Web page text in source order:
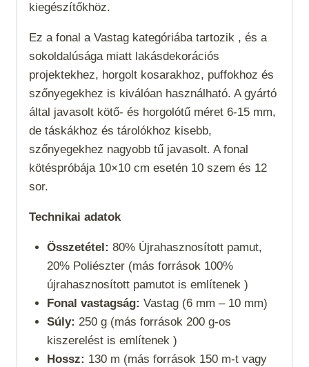
kiegészítőkhöz.
Ez a fonal a Vastag kategóriába tartozik , és a
sokoldalúsága miatt lakásdekorációs
projektekhez, horgolt kosarakhoz, puffokhoz és
szőnyegekhez is kiválóan használható. A gyártó
által javasolt kötő- és horgolótű méret 6-15 mm,
de táskákhoz és tárolókhoz kisebb,
szőnyegekhez nagyobb tű javasolt. A fonal
kötéspróbája 10×10 cm esetén 10 szem és 12
sor.
Technikai adatok
Összetétel: 80% Újrahasznosított pamut,
20% Poliészter (más források 100%
újrahasznosított pamutot is említenek )
Fonal vastagság: Vastag (6 mm – 10 mm)
Súly: 250 g (más források 200 g-os
kiszerelést is említenek )
Hossz: 130 m (más források 150 m-t vagy